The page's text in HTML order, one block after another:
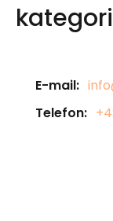
E-mail:
Telefon: